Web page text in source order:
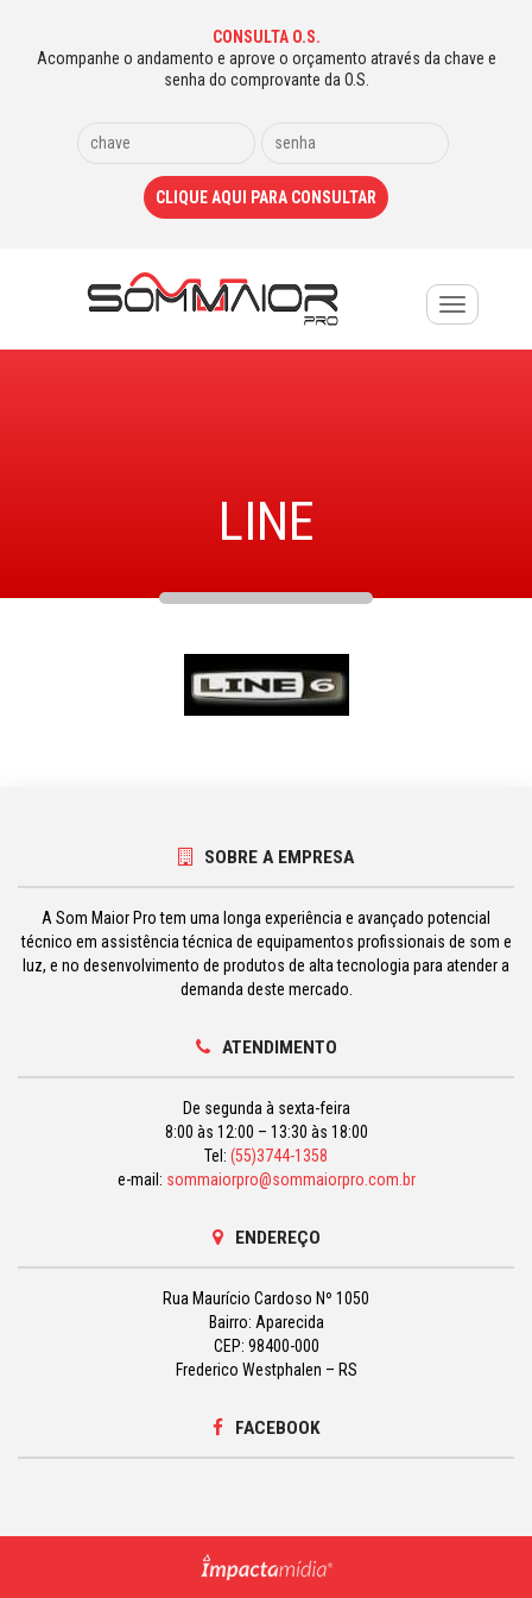
CONSULTA O.S.
Acompanhe o andamento e aprove o orçamento através da chave e
senha do comprovante da O.S.
Toggle
navigation
LINE
SOBRE A EMPRESA
A Som Maior Pro tem uma longa experiência e avançado potencial
técnico em assistência técnica de equipamentos profissionais de som e
luz, e no desenvolvimento de produtos de alta tecnologia para atender a
demanda deste mercado.
ATENDIMENTO
De segunda à sexta-feira
8:00 às 12:00 – 13:30 às 18:00
Tel: (55)3744-1358
e-mail: sommaiorpro@sommaiorpro.com.br
ENDEREÇO
Rua Maurício Cardoso Nº 1050
Bairro: Aparecida
CEP: 98400-000
Frederico Westphalen – RS
FACEBOOK